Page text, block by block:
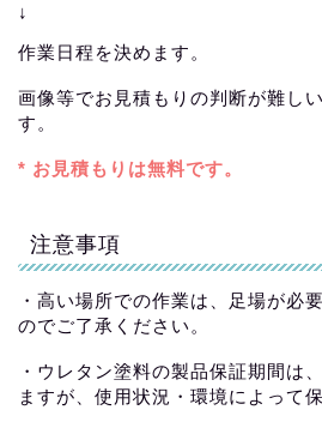
↓
作業日程を決めます。
画像等でお見積もりの判断が難し
す。
* お見積もりは無料です。
注意事項
・高い場所での作業は、足場が必
のでご了承ください。
・ウレタン塗料の製品保証期間は
ますが、使用状況・環境によって